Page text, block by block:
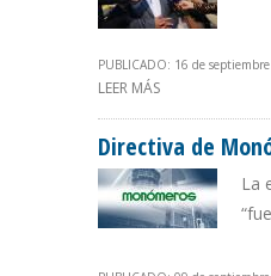
PUBLICADO: 16 de
LEER MÁS
Directiva de
La